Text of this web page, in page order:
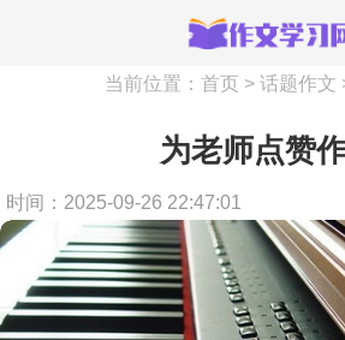
当前位置： 首页 > 话题作文
为老师点赞
时间：2025-09-26 22:47:01